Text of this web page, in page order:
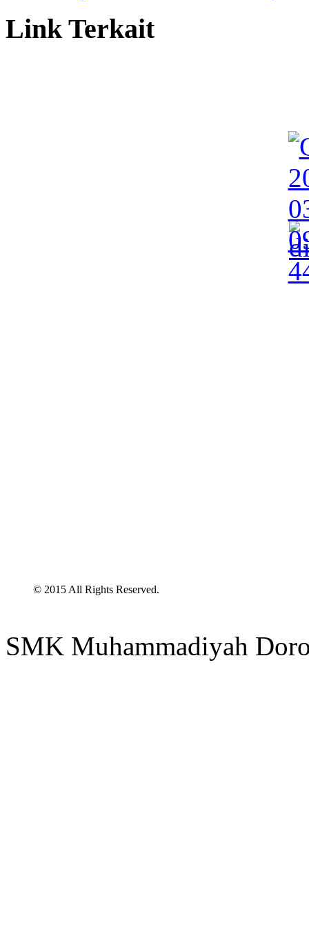
Link Terkait
© 2015 All Rights Reserved.
SMK Muhammadiyah